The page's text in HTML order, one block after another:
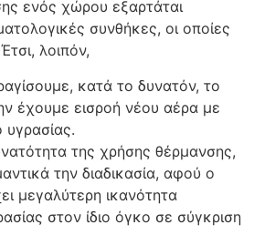
ενός χώρου εξαρτάται
συνθήκες, οι οποίες
λοιπόν,
κατά το δυνατόν, το
έχουμε εισροή νέου αέρα με
της χρήσης θέρμανσης,
την διαδικασία, αφού ο
μεγαλύτερη ικανότητα
στον ίδιο όγκο σε σύγκριση